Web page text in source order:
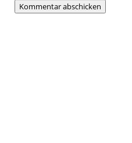
Kommentar abschicken